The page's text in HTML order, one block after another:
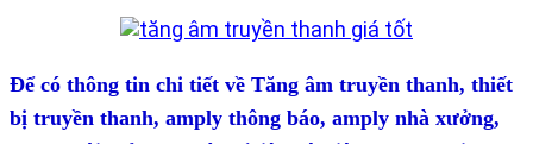
Để có thông tin chi tiết về Tăng âm truyền thanh, thiết
bị truyền thanh, amply thông báo, amply nhà xưởng,